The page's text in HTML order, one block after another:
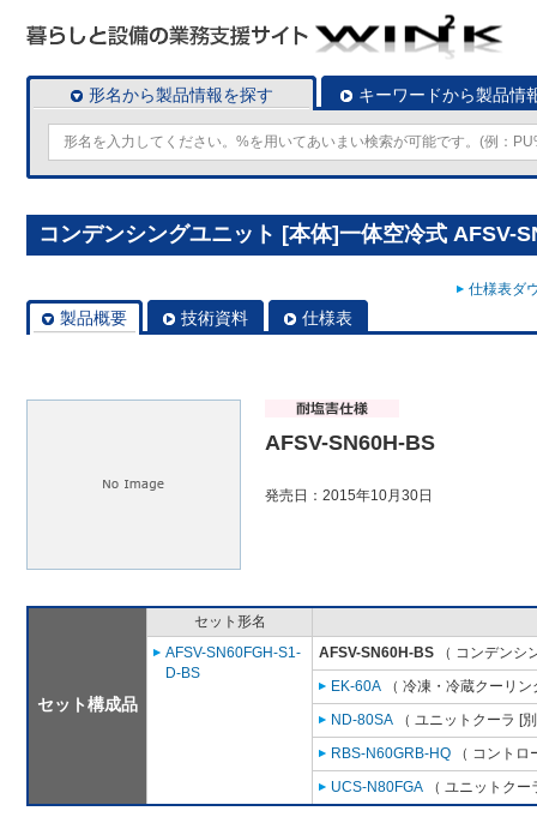
形名から製品情報を探す キーワードから製品情
コンデンシングユニット [本体]一体空冷式 AFSV-
仕様表ダ
製品概要 技術資料 仕様表
AFSV-SN60H-BS
発売日：2015年10月30日
セット構成品
セット形名
AFSV-SN60FGH-S1-
D-BS
AFSV-SN60H-BS （ コンデンシ
EK-60A （ 冷凍・冷蔵クーリ
ND-80SA （ ユニットクーラ [
RBS-N60GRB-HQ （ コント
UCS-N80FGA （ ユニットク